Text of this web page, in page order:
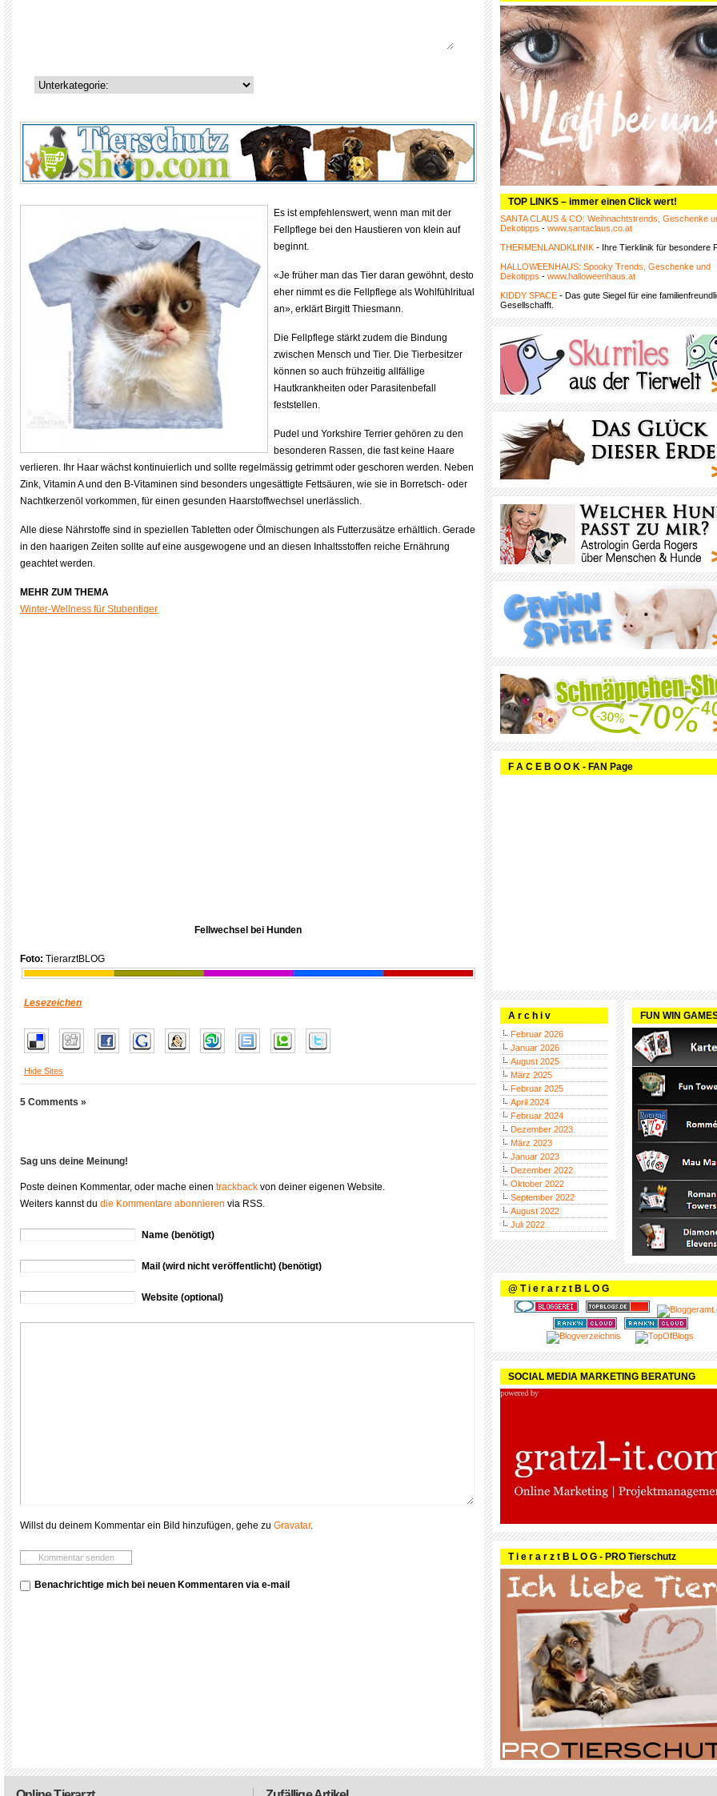
Es ist empfehlenswert, wenn man mit der
Fellpflege bei den Haustieren von klein auf
beginnt.
«Je früher man das Tier daran gewöhnt, desto
eher nimmt es die Fellpflege als Wohlfühlritual
an», erklärt Birgitt Thiesmann.
Die Fellpflege stärkt zudem die Bindung
zwischen Mensch und Tier. Die Tierbesitzer
können so auch frühzeitig allfällige
Hautkrankheiten oder Parasitenbefall
feststellen.
Pudel und Yorkshire Terrier gehören zu den
besonderen Rassen, die fast keine Haare
verlieren. Ihr Haar wächst kontinuierlich und sollte regelmässig getrimmt oder geschoren werden. Neben
Zink, Vitamin A und den B-Vitaminen sind besonders ungesättigte Fettsäuren, wie sie in Borretsch- oder
Nachtkerzenöl vorkommen, für einen gesunden Haarstoffwechsel unerlässlich.
Alle diese Nährstoffe sind in speziellen Tabletten oder Ölmischungen als Futterzusätze erhältlich. Gerade
in den haarigen Zeiten sollte auf eine ausgewogene und an diesen Inhaltsstoffen reiche Ernährung
geachtet werden.
MEHR ZUM THEMA
Winter-Wellness für Stubentiger
Fellwechsel bei Hunden
Foto: TierarztBLOG
Lesezeichen
Hide Sites
5 Comments »
Sag uns deine Meinung!
Poste deinen Kommentar, oder mache einen trackback von deiner eigenen Website.
Weiters kannst du die Kommentare abonnieren via RSS.
Name (benötigt)
Mail (wird nicht veröffentlicht) (benötigt)
Website (optional)
Willst du deinem Kommentar ein Bild hinzufügen, gehe zu Gravatar.
Benachrichtige mich bei neuen Kommentaren via e-mail
TOP LINKS – immer einen Click wert!
SANTA CLAUS & CO: Weihnachtstrends, Geschenke
Dekotipps - www.santaclaus.co.at
THERMENLANDKLINIK - Ihre Tierklinik für besondere
HALLOWEENHAUS: Spooky Trends, Geschenke und
Dekotipps - www.halloweenhaus.at
KIDDY SPACE - Das gute Siegel für eine
Gesellschafft.
F A C E B O O K - FAN Page
A r c h i v
Februar 2026
Januar 2026
August 2025
März 2025
Februar 2025
April 2024
Februar 2024
Dezember 2023
März 2023
Januar 2023
Dezember 2022
Oktober 2022
September 2022
August 2022
Juli 2022
FUN WIN
@ T i e r a r z t B L O G
SOCIAL MEDIA MARKETING BERATUNG
T i e r a r z t B L O G - PRO Tierschutz